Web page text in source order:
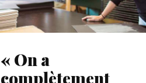
« On a
complètement